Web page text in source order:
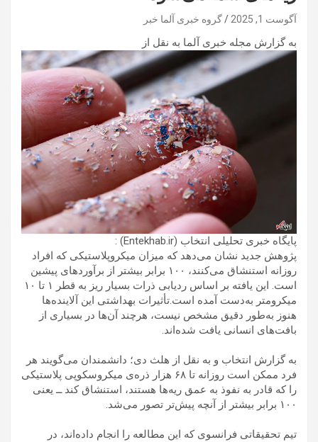
آگوست 1, 2025 گروه خبری آلما خبر
به گزارش مجله خبری آلما به نقل از
پایگاه خبری تحلیلی انتخاب (Entekhab.ir) :
پژوهش جدید نشان می‌دهد که میزان میکروپلاستیکی که افراد
روزانه استنشاق می‌کنند، ۱۰۰ برابر بیشتر از برآوردهای پیشین
است. این یافته بر اساس ردیابی ذرات بسیار ریز به قطر ۱ تا ۱۰
میکرومتر به‌دست آمده است.تأثیرات بهداشتی این آلاینده‌ها
هنوز به‌طور دقیق مشخص نیست، هرچند آن‌ها در بسیاری از
بافت‌های انسانی یافت شده‌اند.
به گزارش انتخاب و به نقل از هلث دی؛ دانشمندان می‌گویند هر
فرد ممکن است روزانه تا ۶۸ هزار ذره‌ی میکروسکوپی پلاستیکی
را که قادر به نفوذ به عمق ریه‌ها هستند، استنشاق کند ــ یعنی
۱۰۰ برابر بیشتر از آنچه پیش‌تر تصور می‌شد.
تیم تحقیقاتی فرانسوی که این مطالعه را انجام داده‌اند، در